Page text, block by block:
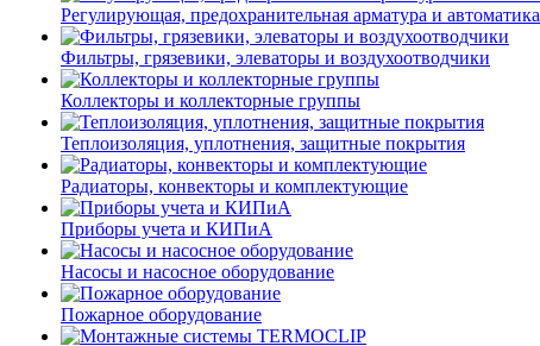
Регулирующая, предохранительная арматура и автоматика
Фильтры, грязевики, элеваторы и воздухоотводчики
Коллекторы и коллекторные группы
Теплоизоляция, уплотнения, защитные покрытия
Радиаторы, конвекторы и комплектующие
Приборы учета и КИПиА
Насосы и насосное оборудование
Пожарное оборудование